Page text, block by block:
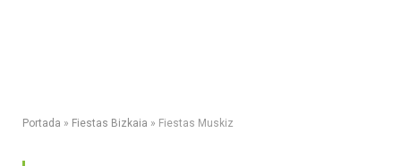
Portada » Fiestas Bizkaia » Fiestas Muskiz